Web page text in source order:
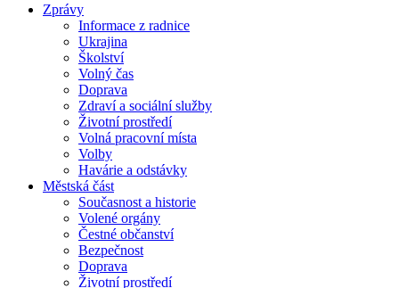
Zprávy
Informace z radnice
Ukrajina
Školství
Volný čas
Doprava
Zdraví a sociální služby
Životní prostředí
Volná pracovní místa
Volby
Havárie a odstávky
Městská část
Současnost a historie
Volené orgány
Čestné občanství
Bezpečnost
Doprava
Životní prostředí